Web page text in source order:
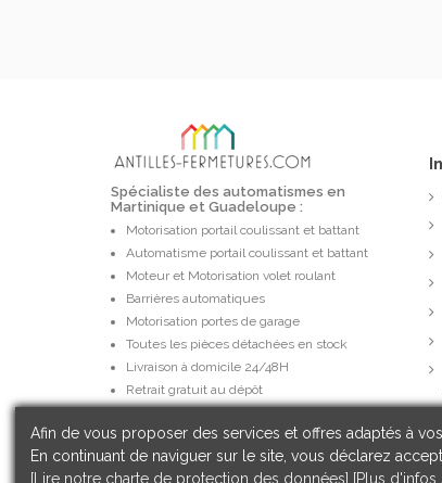
Spécialiste des automatismes en
Martinique et Guadeloupe :
Motorisation portail coulissant et battant
Automatisme portail coulissant et battant
Moteur et Motorisation volet roulant
Barrières automatiques
Motorisation portes de garage
Toutes les pièces détachées en stock
Livraison à domicile 24/48H
Retrait gratuit au dépôt
Afin de vous proposer des services et offres adaptés à
En continuant de naviguer sur le site, vous déclarez
[Lire notre charte de protection des données] [Plus